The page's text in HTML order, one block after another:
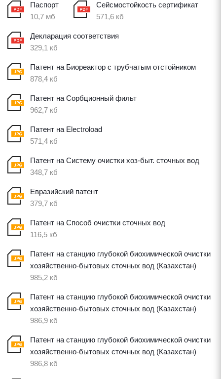
Паспорт
10,7 мб
Сейсмостойкость сертификат
571,6 кб
Декларация соответствия
329,1 кб
Патент на Биореактор с трубчатым отстойником
878,4 кб
Патент на Сорбционный фильт
962,7 кб
Патент на Electroload
571,4 кб
Патент на Систему очистки хоз-быт. сточных вод
348,7 кб
Евразийский патент
379,7 кб
Патент на Способ очистки сточных вод
116,5 кб
Патент на станцию глубокой биохимической очистки
хозяйственно-бытовых сточных вод (Казахстан)
985,2 кб
Патент на станцию глубокой биохимической очистки
хозяйственно-бытовых сточных вод (Казахстан)
986,9 кб
Патент на станцию глубокой биохимической очистки
хозяйственно-бытовых сточных вод (Казахстан)
986,8 кб